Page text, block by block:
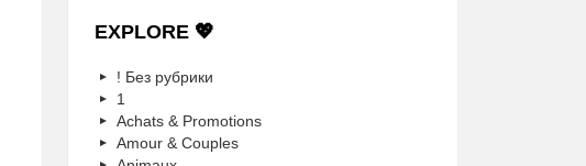
EXPLORE 💖
! Без рубрики
1
Achats & Promotions
Amour & Couples